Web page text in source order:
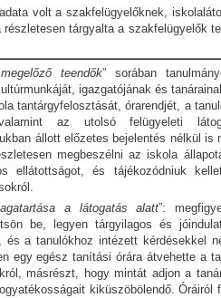
volt a szakfelügyelőknek,
részletesen tárgyalta a szakfelügyelők
teendők” sorában
igazgatójának és
tantárgyfelosztását, órarendjét, a
az utolsó felügyeleti
állott előzetes bejelentés nélkül is
megbeszélni az iskola
ellátottságot, és tájékozódniuk
a látogatás alatt”:
be, legyen tárgyilagos és
és a tanulókhoz intézett kérdésekkel
egy egész tanítási órára átvehette a
másrészt, hogy mintát adjon a
kiküszöbölendő.